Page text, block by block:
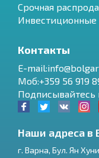
Срочная
Контакты
E-
Моб:+359 56 919
Подписывайтесь
Наши адреса в
г. Варна, Бул. Ян